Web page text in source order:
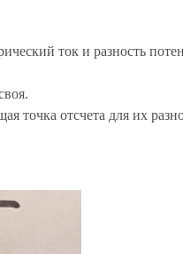
ток и разность
точка отсчета для их